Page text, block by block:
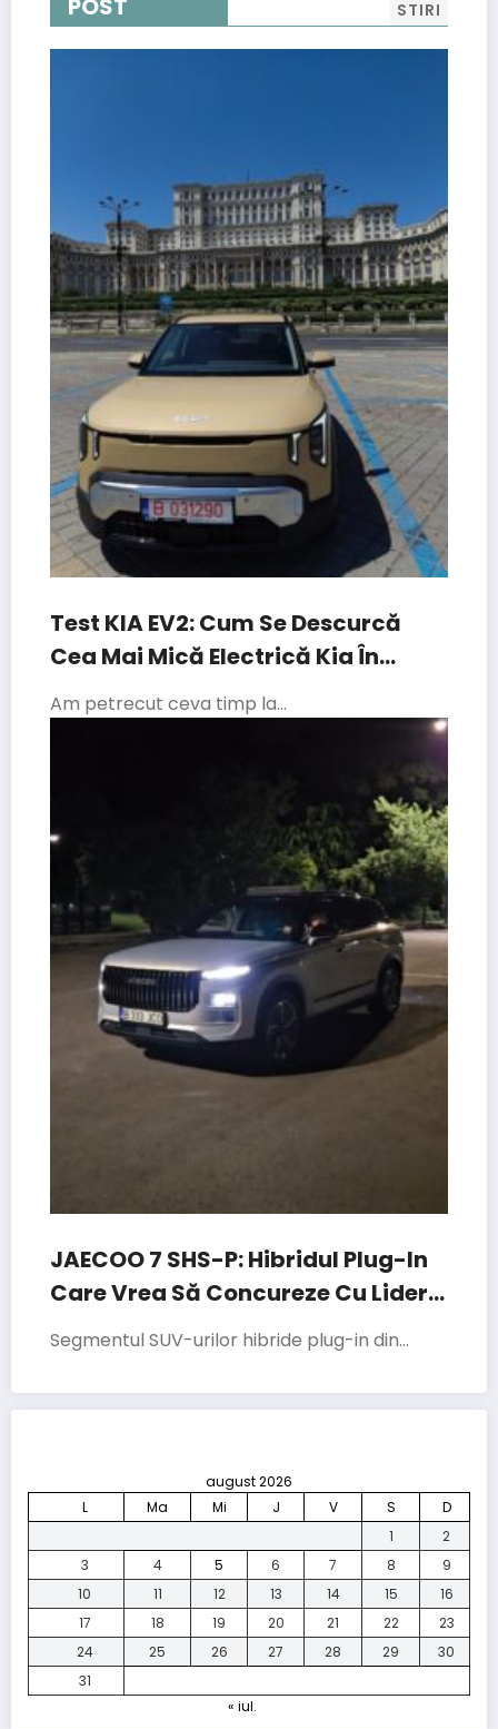
POST STIRI
Test KIA EV2: Cum Se Descurcă
Cea Mai Mică Electrică Kia În
Traficul Din București
Am petrecut ceva timp la…
JAECOO 7 SHS-P: Hibridul Plug-In
Care Vrea Să Concureze Cu Liderii
Segmentului
Segmentul SUV-urilor hibride plug-in din…
august 2026
L
Ma Mi J V S
D
1
2
3
4 5 6 7 8
9
10
11 12 13 14 15
16
17
18 19 20 21 22
23
24
25 26 27 28 29
30
31
« iul.